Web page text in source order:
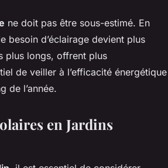
ne doit pas être sous-estimé. En
besoin d’éclairage devient plus
plus longs, offrent plus
de veiller à l’efficacité énergétique
de l’année.
en Jardins